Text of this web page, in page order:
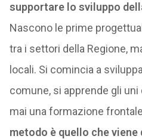
supportare lo sviluppo
Nascono le prime
tra i settori della Regione,
locali. Si comincia a
comune, si apprende gli uni
mai una formazione
metodo è quello che viene